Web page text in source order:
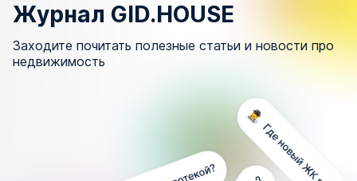
Журнал GID.HOUSE
Заходите почитать полезные статьи и новости про
недвижимость